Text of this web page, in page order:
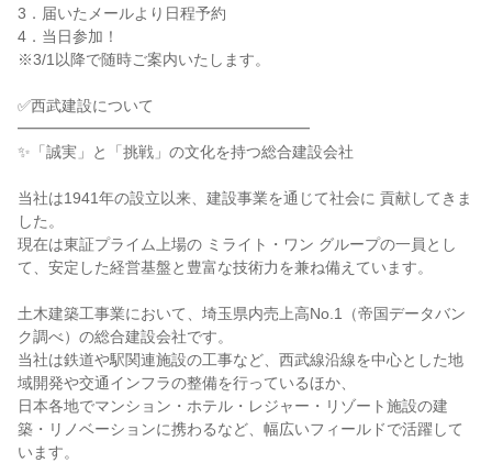
3．届いたメールより日程予約
4．当日参加！
※3/1以降で随時ご案内いたします。
✅西武建設について
━━━━━━━━━━━━━━━━━━━
✨「誠実」と「挑戦」の文化を持つ総合建設会社
当社は1941年の設立以来、建設事業を通じて社会に 貢献してきま
した。
現在は東証プライム上場の ミライト・ワン グループの一員とし
て、安定した経営基盤と豊富な技術力を兼ね備えています。
土木建築工事業において、埼玉県内売上高No.1（帝国データバン
ク調べ）の総合建設会社です。
当社は鉄道や駅関連施設の工事など、西武線沿線を中心とした地
域開発や交通インフラの整備を行っているほか、
日本各地でマンション・ホテル・レジャー・リゾート施設の建
築・リノベーションに携わるなど、幅広いフィールドで活躍して
います。